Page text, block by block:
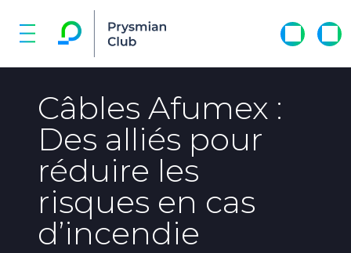
Câbles Afumex :
Des alliés pour
réduire les
risques en cas
d’incendie